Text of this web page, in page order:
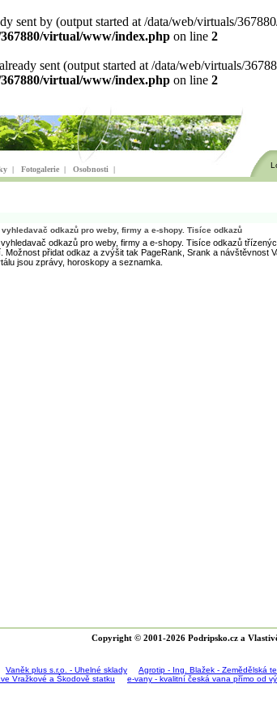
sent by (output started at /data/web/virtuals/
virtual/www/index.phpon line 2
sent (output started at /data/web/virtuals/
virtual/www/index.phpon line 2
| Fotogalerie | Osobnosti |
odkazů pro weby, firmy a e-shopy. Tisíce odkazů
odkazů pro weby, firmy a e-shopy. Tisíce odkazů
Možnost přidat odkaz a zvýšit tak PageRank, Srank a návštěvnost
jsou zprávy, horoskopy a seznamka.
Copyright © 2001-2026 Podripsko.cz a
Vaněk plus s.r.o. - Uhelné sklady Agrotip - Ing. Blažek - Zemědělská
Vražkové a Škodově statku e-vany - kvalitní česká vana přímo od